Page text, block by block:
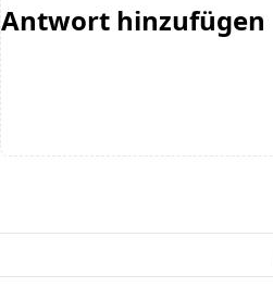
Antwort hinzufügen